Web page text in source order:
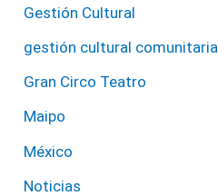
Gestión Cultural
gestión cultural comunitaria
Gran Circo Teatro
Maipo
México
Noticias